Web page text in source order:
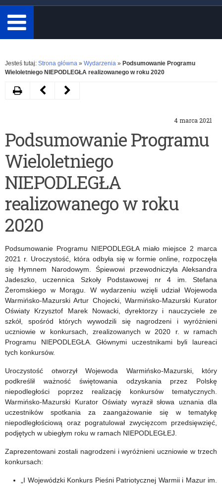
minimum
3
znaki.
Rozwiń
Jesteś tutaj: Strona główna » Wydarzenia » Podsumowanie Programu
Wieloletniego NIEPODLEGŁA realizowanego w roku 2020
4 marca 2021
Podsumowanie Programu
Wieloletniego
NIEPODLEGŁA
realizowanego w roku
2020
Podsumowanie Programu NIEPODLEGŁA miało miejsce 2 marca
2021 r. Uroczystość, która odbyła się w formie online, rozpoczęła
się Hymnem Narodowym. Śpiewowi przewodniczyła Aleksandra
Jadeszko, uczennica Szkoły Podstawowej nr 4 im. Stefana
Żeromskiego w Morągu. W wydarzeniu wzięli udział Wojewoda
Warmińsko-Mazurski Artur Chojecki, Warmińsko-Mazurski Kurator
Oświaty Krzysztof Marek Nowacki, dyrektorzy i nauczyciele ze
szkół, spośród których wywodzili się nagrodzeni i wyróżnieni
uczniowie w konkursach, zrealizowanych w 2020 r. w ramach
Programu NIEPODLEGŁA. Głównymi uczestnikami byli laureaci
tych konkursów.
Uroczystość otworzył Wojewoda Warmińsko-Mazurski, który
podkreślił ważność świętowania odzyskania przez Polskę
niepodległości poprzez realizację konkursów tematycznych.
Warmińsko-Mazurski Kurator Oświaty wyraził słowa uznania dla
uczestników spotkania za zaangażowanie się w tematykę
niepodległościową oraz pogratulował zwycięzcom przedsięwzięć,
podjętych w ubiegłym roku w ramach NIEPODLEGŁEJ.
Zaprezentowani zostali nagrodzeni i wyróżnieni uczniowie w trzech
konkursach:
„I Wojewódzki Konkurs Pieśni Patriotycznej Warmii i Mazur im.
DrukujNastępny
efektywności
systemu
doradztwa
zawodowego
Poprzedni
egzamin
maturalny
2021